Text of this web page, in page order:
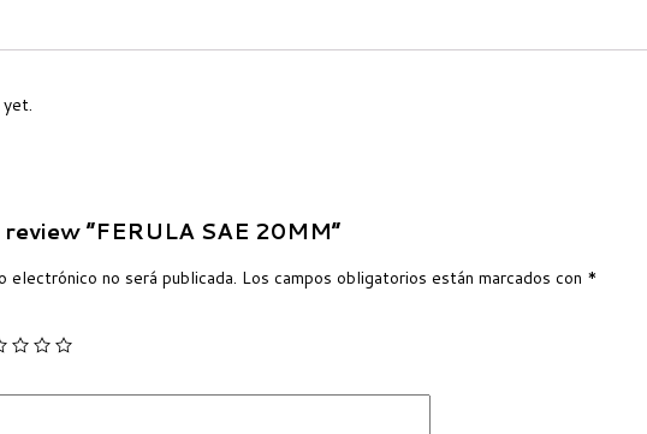
“FERULA SAE 20MM”
electrónico no será publicada. Los campos obligatorios están marcados con *